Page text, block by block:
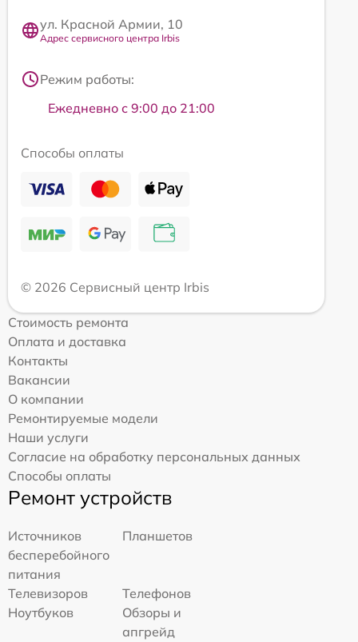
ул. Красной Армии, 10
Адрес сервисного центра Irbis
Режим работы:
Ежедневно с 9:00 до 21:00
Способы оплаты
© 2026 Сервисный центр Irbis
Стоимость ремонта
Оплата и доставка
Контакты
Вакансии
О компании
Ремонтируемые модели
Наши услуги
Согласие на обработку персональных данных
Способы оплаты
Ремонт устройств
Источников
бесперебойного
питания
Планшетов
Телевизоров
Телефонов
Ноутбуков
Обзоры и
апгрейд